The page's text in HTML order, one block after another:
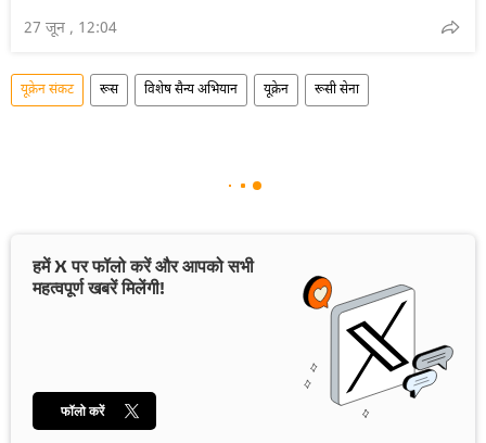
27 जून , 12:04
यूक्रेन संकट रूस विशेष सैन्य अभियान यूक्रेन रूसी सेना
हमें X पर फॉलो करें और आपको सभी
महत्वपूर्ण खबरें मिलेंगी!
फॉलो करें